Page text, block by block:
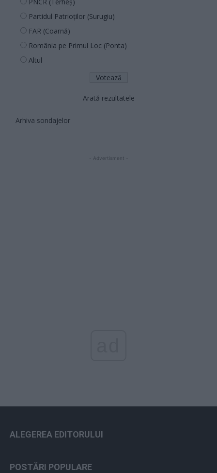
PNCR (Terheș)
Partidul Patrioților (Surugiu)
FAR (Coarnă)
România pe Primul Loc (Ponta)
Altul
Arată rezultatele
Arhiva sondajelor
- Advertisment -
ALEGEREA EDITORULUI
POSTĂRI POPULARE